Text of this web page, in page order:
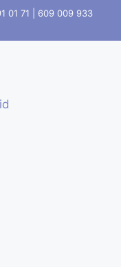
01 71 609 009 933